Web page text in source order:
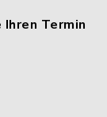
Termin